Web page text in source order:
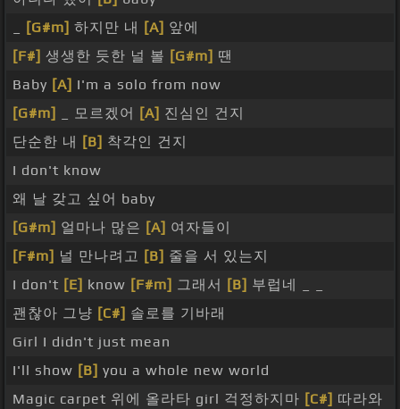
[G#m] 하지만 내 [A] 앞에
[F#] 생생한 듯한 널 볼 [G#m] 땐
Baby [A] I'm a solo from now
[G#m]
_ 모르겠어 [A] 진심인 건지
단순한 내
[B] 착각인 건지
I don't know
왜 날 갖고 싶어 baby
[G#m] 얼마나 많은 [A] 여자들이
[F#m] 널 만나려고 [B] 줄을 서 있는지
I don't [E] know [F#m] 그래서 [B] 부럽네 _ _
괜찮아 그냥 [C#] 솔로를 기바래
Girl I didn't just mean
I'll show [B] you a whole new world
Magic carpet 위에 올라타 girl 걱정하지마 [C#] 따라와